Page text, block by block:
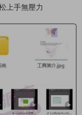
上手無壓力